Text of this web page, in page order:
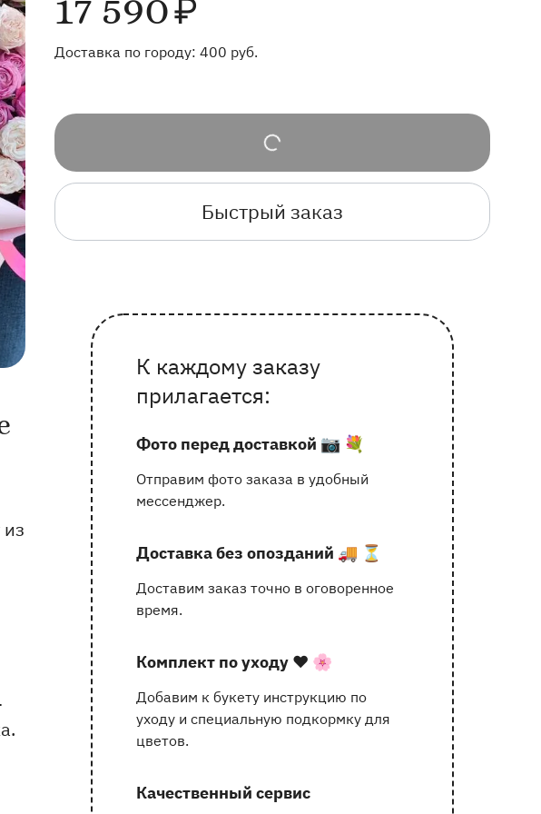
₽
Доставка по городу: 400 руб.
Быстрый заказ
Почему выбирают Флорео
К каждому заказу
прилагается:
Фото перед доставкой 📷 💐
Отправим фото заказа в удобный
мессенджер.
Доставка без опозданий 🚚 ⏳
Доставим заказ точно в оговоренное
время.
Комплект по уходу ❤️ 🌸
Добавим к букету инструкцию по
уходу и специальную подкормку для
цветов.
Качественный сервис
и оказываемых услугах